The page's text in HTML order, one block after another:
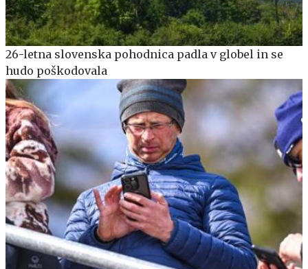
26-letna slovenska pohodnica padla v globel in se
hudo poškodovala